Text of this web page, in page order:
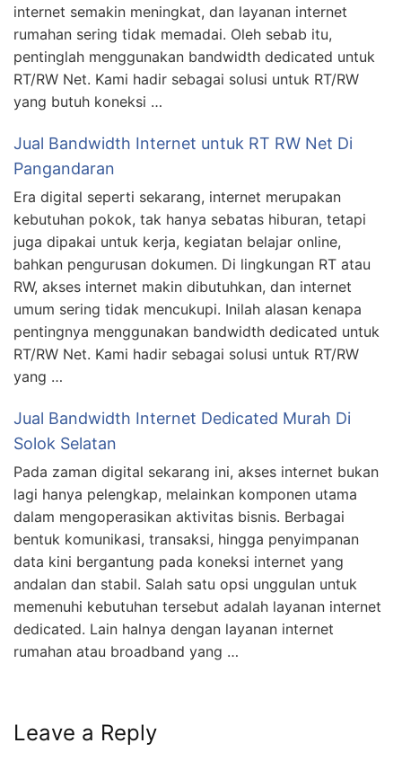
internet semakin meningkat, dan layanan internet
rumahan sering tidak memadai. Oleh sebab itu,
pentinglah menggunakan bandwidth dedicated untuk
RT/RW Net. Kami hadir sebagai solusi untuk RT/RW
yang butuh koneksi …
Jual Bandwidth Internet untuk RT RW Net Di
Pangandaran
Era digital seperti sekarang, internet merupakan
kebutuhan pokok, tak hanya sebatas hiburan, tetapi
juga dipakai untuk kerja, kegiatan belajar online,
bahkan pengurusan dokumen. Di lingkungan RT atau
RW, akses internet makin dibutuhkan, dan internet
umum sering tidak mencukupi. Inilah alasan kenapa
pentingnya menggunakan bandwidth dedicated untuk
RT/RW Net. Kami hadir sebagai solusi untuk RT/RW
yang …
Jual Bandwidth Internet Dedicated Murah Di
Solok Selatan
Pada zaman digital sekarang ini, akses internet bukan
lagi hanya pelengkap, melainkan komponen utama
dalam mengoperasikan aktivitas bisnis. Berbagai
bentuk komunikasi, transaksi, hingga penyimpanan
data kini bergantung pada koneksi internet yang
andalan dan stabil. Salah satu opsi unggulan untuk
memenuhi kebutuhan tersebut adalah layanan internet
dedicated. Lain halnya dengan layanan internet
rumahan atau broadband yang …
Leave a Reply